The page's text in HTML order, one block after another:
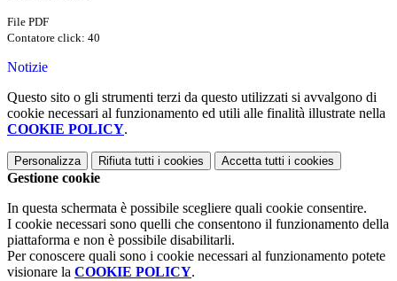
File PDF
Contatore click: 40
Notizie
Questo sito o gli strumenti terzi da questo utilizzati si avvalgono di
cookie necessari al funzionamento ed utili alle finalità illustrate nella
COOKIE POLICY.
Personalizza Rifiuta tutti i cookies Accetta tutti i cookies
Gestione cookie
In questa schermata è possibile scegliere quali cookie consentire.
I cookie necessari sono quelli che consentono il funzionamento della
piattaforma e non è possibile disabilitarli.
Per conoscere quali sono i cookie necessari al funzionamento potete
visionare la COOKIE POLICY.